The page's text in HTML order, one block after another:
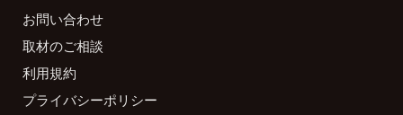
お問い合わせ
取材のご相談
利用規約
プライバシーポリシー